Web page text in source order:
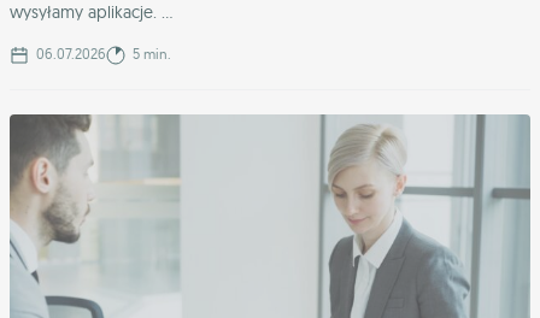
wysyłamy aplikacje. ...
06.07.2026 5 min.